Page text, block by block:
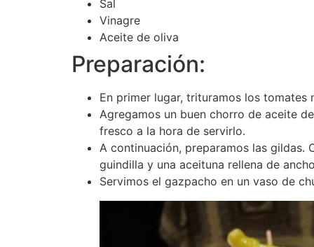
Sal
Vinagre
Aceite de oliva
Preparación:
En primer lugar, trituramos los
Agregamos un buen chorro de aceite
fresco a la hora de servirlo.
A continuación, preparamos las gildas.
guindilla y una aceituna rellena de
Servimos el gazpacho en un vaso de